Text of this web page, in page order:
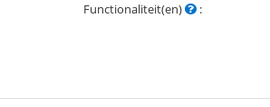
Functionaliteit(en) :